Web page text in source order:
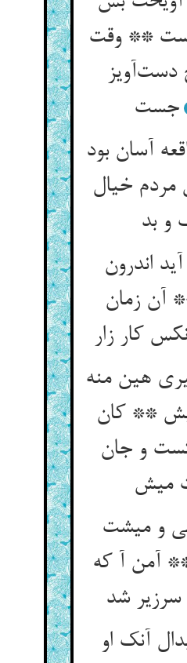
** وقت
دست‌آویز
جست
آسان بود
خیال
و بد
اندرون
آن زمان
کار زار
هین منه
** کان
و جان
میش
و میشت
آمن آ که
شد
آنک او